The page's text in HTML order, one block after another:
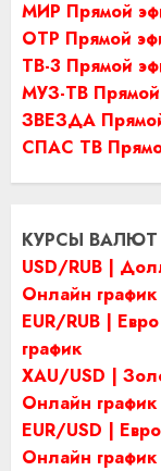
МИР Прямой
ОТР Прямой
ТВ-3 Прямой
МУЗ-ТВ
ЗВЕЗДА
СПАС ТВ
КУРСЫ ВАЛЮТ
USD/RUB |
Онлайн график
EUR/RUB |
график
XAU/USD |
Онлайн график
EUR/USD |
Онлайн график